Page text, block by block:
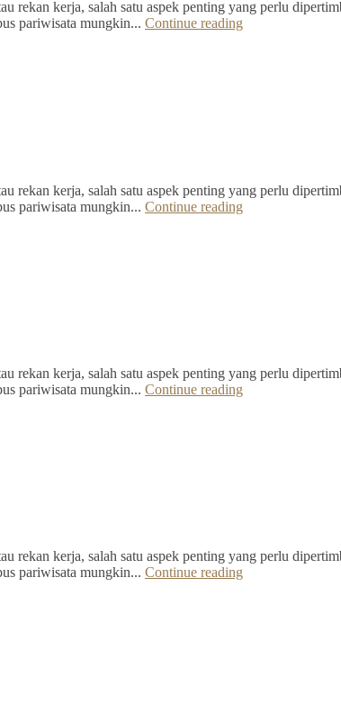
rekan kerja, salah satu aspek penting yang perlu
pariwisata mungkin... Continue reading
rekan kerja, salah satu aspek penting yang perlu
pariwisata mungkin... Continue reading
rekan kerja, salah satu aspek penting yang perlu
pariwisata mungkin... Continue reading
rekan kerja, salah satu aspek penting yang perlu
pariwisata mungkin... Continue reading